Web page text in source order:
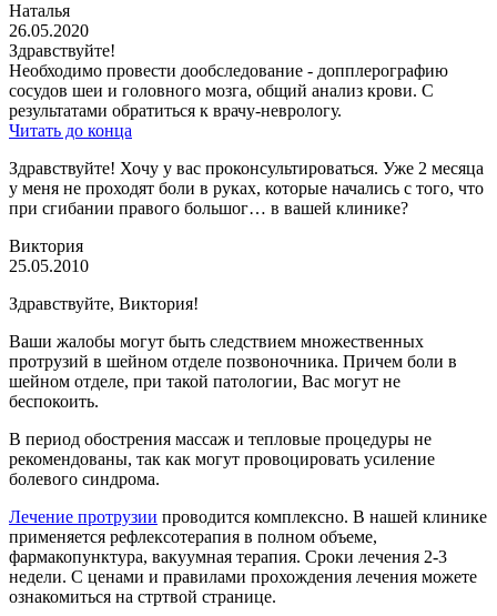
Наталья
26.05.2020
Здравствуйте!
Необходимо провести дообследование - допплерографию
сосудов шеи и головного мозга, общий анализ крови. С
результатами обратиться к врачу-неврологу.
Читать до конца
Здравствуйте! Хочу у вас проконсультироваться. Уже 2 месяца
у меня не проходят боли в руках, которые начались с того, что
при сгибании правого большог… в вашей клинике?
Виктория
25.05.2010
Здравствуйте, Виктория!
Ваши жалобы могут быть следствием множественных
протрузий в шейном отделе позвоночника. Причем боли в
шейном отделе, при такой патологии, Вас могут не
беспокоить.
В период обострения массаж и тепловые процедуры не
рекомендованы, так как могут провоцировать усиление
болевого синдрома.
Лечение протрузии проводится комплексно. В нашей клинике
применяется рефлексотерапия в полном объеме,
фармакопунктура, вакуумная терапия. Сроки лечения 2-3
недели. С ценами и правилами прохождения лечения можете
ознакомиться на стртвой странице.